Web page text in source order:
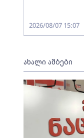
2026/08/07 15:07
ახალი ამბები